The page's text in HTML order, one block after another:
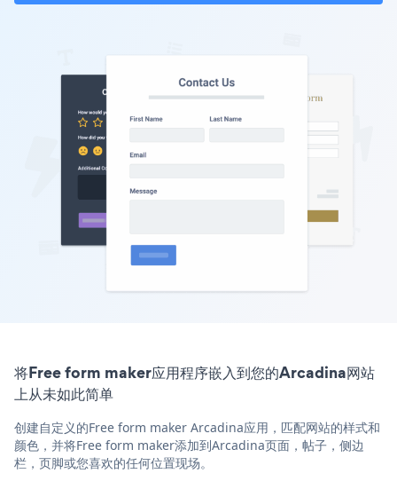
将Free form maker应用程序嵌入到您的Arcadina网站
上从未如此简单
创建自定义的Free form maker Arcadina应用，匹配网站的样式和
颜色，并将Free form maker添加到Arcadina页面，帖子，侧边
栏，页脚或您喜欢的任何位置现场。